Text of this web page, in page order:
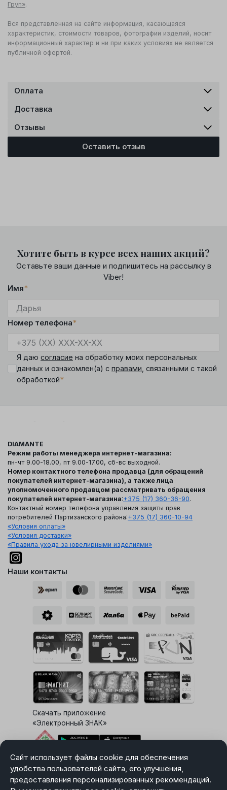
Груп».
Вся представленная на сайте информация, касающаяся
характеристик, стоимости товаров, фотографии изделий, носит
информационный характер и ни при каких условиях не является
публичной офертой.
Оплата
Доставка
Отзывы
Оставить отзыв
Сайт использует файлы cookie для обеспечения
удобства пользователей сайта, его улучшения,
предоставления персонализированных рекомендаций.
Хотите быть в курсе всех наших акций?
Оставьте ваши данные и подпишитесь на рассылку в
Viber!
Имя*
Номер телефона*
Я даю согласие на обработку моих персональных
данных и ознакомлен(а) с правами , связанными с такой
обработкой*
DIAMANTE
Режим работы менеджера интернет-магазина:
пн-чт 9.00-18.00, пт 9.00-17.00, сб-вс выходной.
Номер контактного телефона продавца (для обращений
покупателей интернет-магазина), а также лица
уполномоченного продавцом рассматривать обращения
покупателей интернет-магазина:+375 (17) 360-36-90.
Контактный номер телефона управления защиты прав
потребителей Партизанского района:+375 (17) 360-10-94
«Условия оплаты»
«Условия доставки»
«Правила ухода за ювелирными изделиями»
Наши контакты
Скачать приложение
«Электронный ЗНАК»
Выбор настроек Cookie